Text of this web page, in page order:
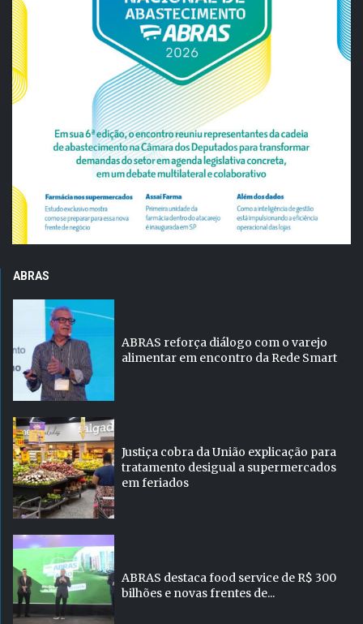
ABRAS
ABRAS reforça diálogo com o varejo
alimentar em encontro da Rede Smart
Justiça cobra da União explicação para
tratamento desigual a supermercados
em feriados
ABRAS destaca food service de R$ 300
bilhões e novas frentes de...